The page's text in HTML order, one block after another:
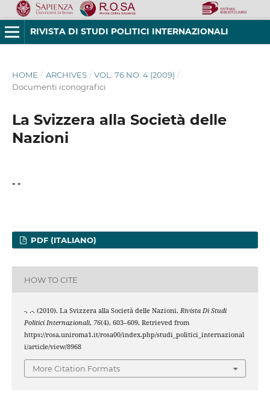
RIVISTA DI STUDI POLITICI INTERNAZIONALI
HOME / ARCHIVES / VOL. 76 NO. 4 (2009) /
Documenti iconografici
La Svizzera alla Società delle
Nazioni
- -
PDF (ITALIANO)
HOW TO CITE
-, .-. (2010). La Svizzera alla Società delle Nazioni. Rivista Di Studi
Politici Internazionali, 76(4), 603–609. Retrieved from
https://rosa.uniroma1.it/rosa00/index.php/studi_politici_internazional
i/article/view/8968
More Citation Formats